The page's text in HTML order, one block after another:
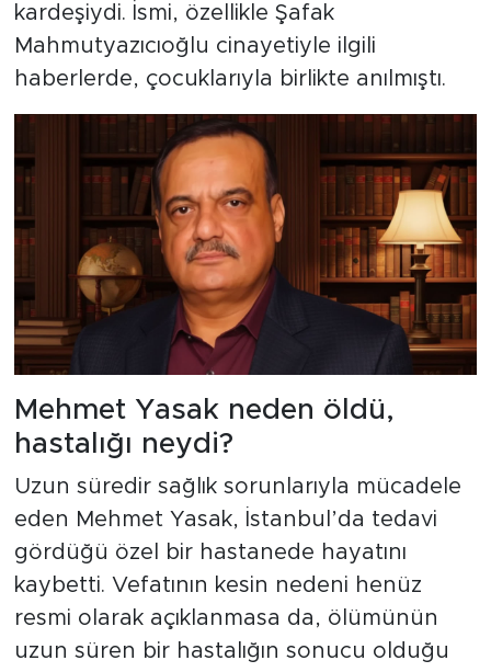
kardeşiydi. İsmi, özellikle Şafak
Mahmutyazıcıoğlu cinayetiyle ilgili
haberlerde, çocuklarıyla birlikte anılmıştı.
Mehmet Yasak neden öldü,
hastalığı neydi?
Uzun süredir sağlık sorunlarıyla mücadele
eden Mehmet Yasak, İstanbul’da tedavi
gördüğü özel bir hastanede hayatını
kaybetti. Vefatının kesin nedeni henüz
resmi olarak açıklanmasa da, ölümünün
uzun süren bir hastalığın sonucu olduğu